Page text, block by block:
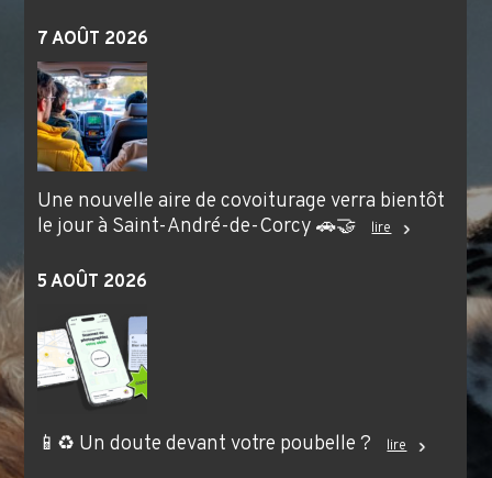
7 AOÛT 2026
Une nouvelle aire de covoiturage verra bientôt
le jour à Saint-André-de-Corcy 🚗🤝
lire
5 AOÛT 2026
📱♻️ Un doute devant votre poubelle ? lire